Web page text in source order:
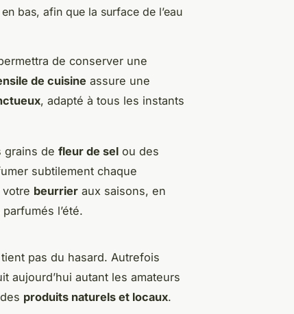
bas, afin que la surface de l’eau
de conserver une
de cuisine assure une
, adapté à tous les instants
grains de fleur de sel ou des
subtilement chaque
votre beurrier aux saisons, en
l’été.
pas du hasard. Autrefois
aujourd’hui autant les amateurs
produits naturels et locaux.